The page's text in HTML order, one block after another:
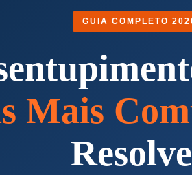
GUIA COMPLETO
Mais